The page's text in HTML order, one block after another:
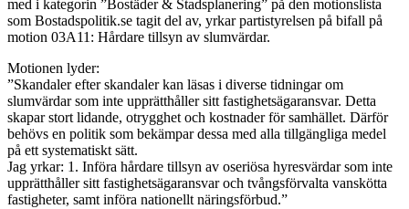
med i kategorin ”Bostäder & Stadsplanering” på den motionslista
som Bostadspolitik.se tagit del av, yrkar partistyrelsen på bifall på
motion 03A11: Hårdare tillsyn av slumvärdar.
Motionen lyder:
”Skandaler efter skandaler kan läsas i diverse tidningar om
slumvärdar som inte upprätthåller sitt fastighetsägaransvar. Detta
skapar stort lidande, otrygghet och kostnader för samhället. Därför
behövs en politik som bekämpar dessa med alla tillgängliga medel
på ett systematiskt sätt.
Jag yrkar: 1. Införa hårdare tillsyn av oseriösa hyresvärdar som inte
upprätthåller sitt fastighetsägaransvar och tvångsförvalta vanskötta
fastigheter, samt införa nationellt näringsförbud.”